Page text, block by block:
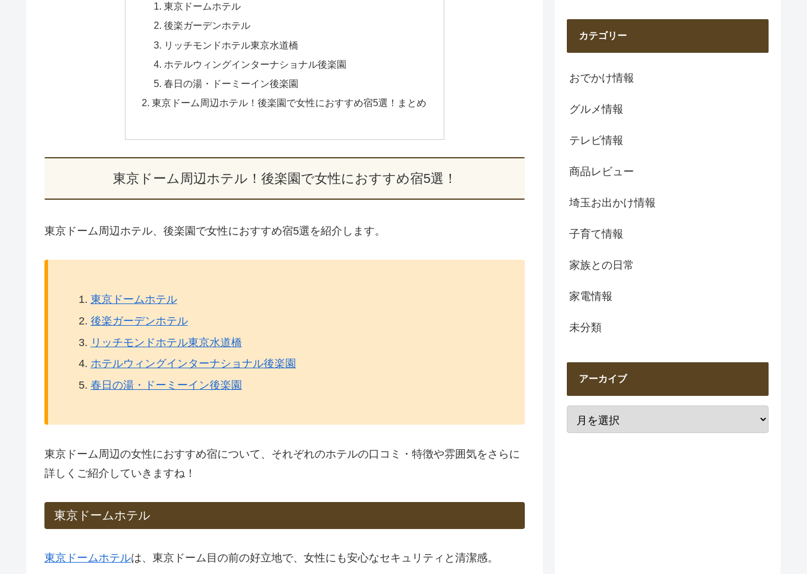
東京ドームホテル
後楽ガーデンホテル
リッチモンドホテル東京水道橋
ホテルウィングインターナショナル後楽園
春日の湯・ドーミーイン後楽園
東京ドーム周辺ホテル！後楽園で女性におすすめ宿5選！まとめ
東京ドーム周辺ホテル！後楽園で女性におすすめ宿5選！
東京ドーム周辺ホテル、後楽園で女性におすすめ宿5選を紹介します。
東京ドームホテル
後楽ガーデンホテル
リッチモンドホテル東京水道橋
ホテルウィングインターナショナル後楽園
春日の湯・ドーミーイン後楽園
東京ドーム周辺の女性におすすめ宿について、それぞれのホテルの口コミ・特徴や雰囲気をさらに
詳しくご紹介していきますね！
東京ドームホテル
東京ドームホテルは、東京ドーム目の前の好立地で、女性にも安心なセキュリティと清潔感。
カテゴリー
おでかけ情報
グルメ情報
テレビ情報
商品レビュー
埼玉お出かけ情報
子育て情報
家族との日常
家電情報
未分類
アーカイブ